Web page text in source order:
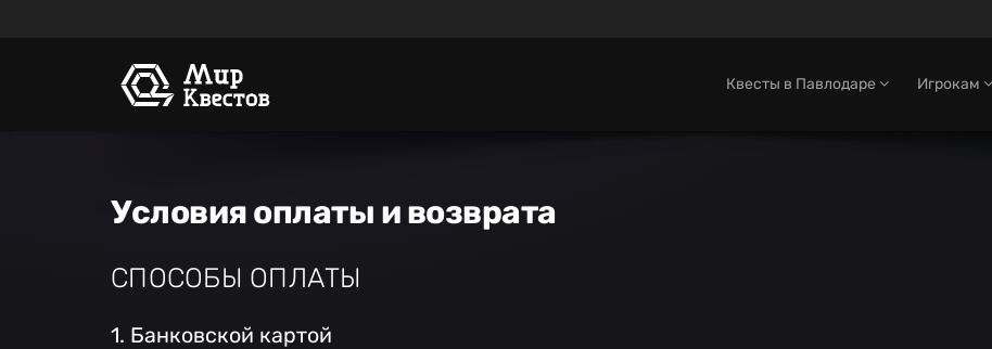
Квесты в Павлодаре Игрокам
Условия оплаты и возврата
СПОСОБЫ ОПЛАТЫ
1. Банковской картой